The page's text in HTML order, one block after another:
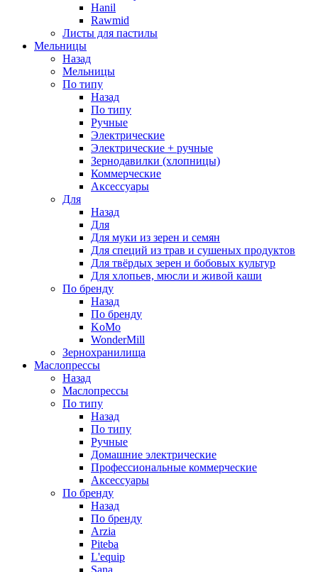
Hanil
Rawmid
Листы для пастилы
Мельницы
Назад
Мельницы
По типу
Назад
По типу
Ручные
Электрические
Электрические + ручные
Зернодавилки (хлопницы)
Коммерческие
Аксессуары
Для
Назад
Для
Для муки из зерен и семян
Для специй из трав и сушеных продуктов
Для твёрдых зерен и бобовых культур
Для хлопьев, мюсли и живой каши
По бренду
Назад
По бренду
KoMo
WonderMill
Зернохранилища
Маслопрессы
Назад
Маслопрессы
По типу
Назад
По типу
Ручные
Домашние электрические
Профессиональные коммерческие
Аксессуары
По бренду
Назад
По бренду
Arzia
Piteba
L'equip
Sana